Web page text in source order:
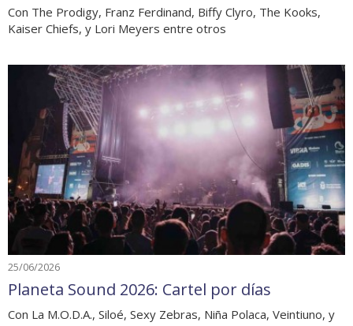
Con The Prodigy, Franz Ferdinand, Biffy Clyro, The Kooks,
Kaiser Chiefs, y Lori Meyers entre otros
25/06/2026
Planeta Sound 2026: Cartel por días
Con La M.O.D.A., Siloé, Sexy Zebras, Niña Polaca, Veintiuno, y